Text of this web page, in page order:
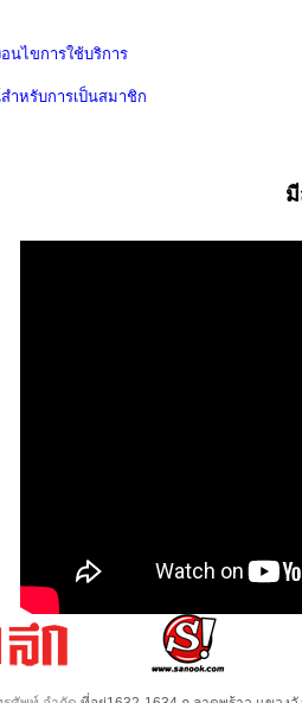
นไขการใช้บริการ
ำหรับการเป็นสมาชิก